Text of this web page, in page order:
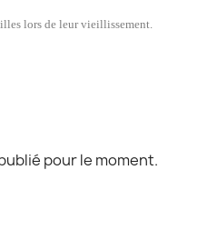
lors de leur vieillissement.
pour le moment.